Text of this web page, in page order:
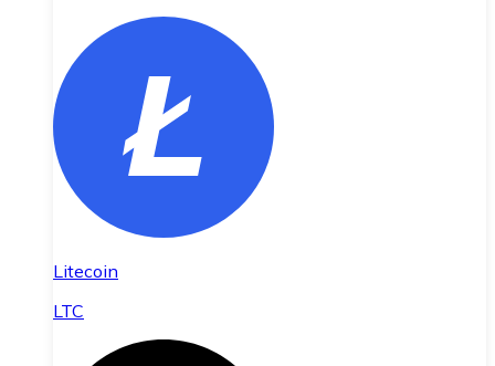
Litecoin
LTC